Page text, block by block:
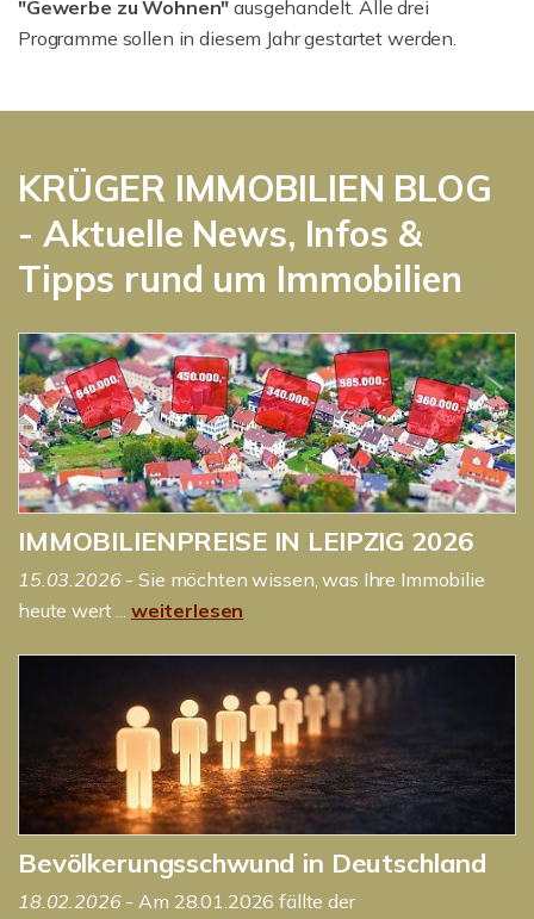
"Gewerbe zu Wohnen" ausgehandelt. Alle drei
Programme sollen in diesem Jahr gestartet werden.
KRÜGER IMMOBILIEN BLOG
- Aktuelle News, Infos &
Tipps rund um Immobilien
IMMOBILIENPREISE IN LEIPZIG 2026
15.03.2026- Sie möchten wissen, was Ihre Immobilie
heute wert ... weiterlesen
Bevölkerungsschwund in Deutschland
18.02.2026- Am 28.01.2026 fällte der